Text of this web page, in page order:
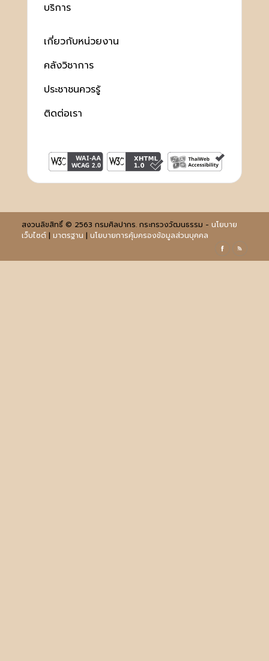
บริการ
เกี่ยวกับหน่วยงาน
คลังวิชาการ
ประชาชนควรรู้
ติดต่อเรา
สงวนลิขสิทธิ์ © 2563 กรมศิลปากร. กระทรวงวัฒนธรรม - นโยบาย
เว็บไซต์| มาตรฐาน | นโยบายการคุ้มครองข้อมูลส่วนบุคคล